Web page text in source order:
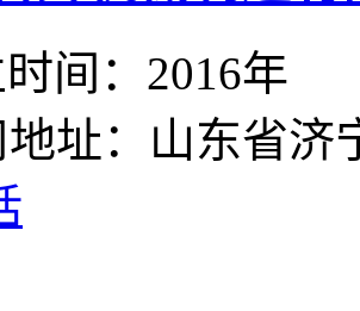
间：2016年
地址：山东省济